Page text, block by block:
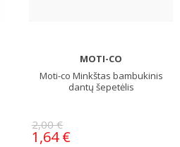
MOTI-CO
Moti-co Minkštas bambukinis
dantų šepetėlis
2,00 €
1,64 €